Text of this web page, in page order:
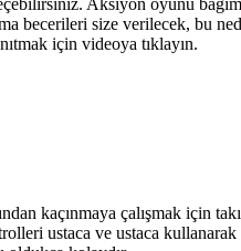
Aksiyon oyunu
becerileri size verilecek, bu
için videoya tıklayın.
kaçınmaya çalışmak için
ustaca ve ustaca